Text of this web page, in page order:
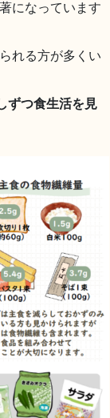
になっています
れる方が多くい
ずつ食生活を見